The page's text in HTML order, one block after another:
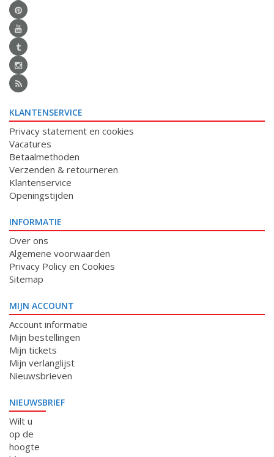
KLANTENSERVICE
Privacy statement en cookies
Vacatures
Betaalmethoden
Verzenden & retourneren
Klantenservice
Openingstijden
INFORMATIE
Over ons
Algemene voorwaarden
Privacy Policy en Cookies
Sitemap
MIJN ACCOUNT
Account informatie
Mijn bestellingen
Mijn tickets
Mijn verlanglijst
Nieuwsbrieven
NIEUWSBRIEF
Wilt u
op de
hoogte